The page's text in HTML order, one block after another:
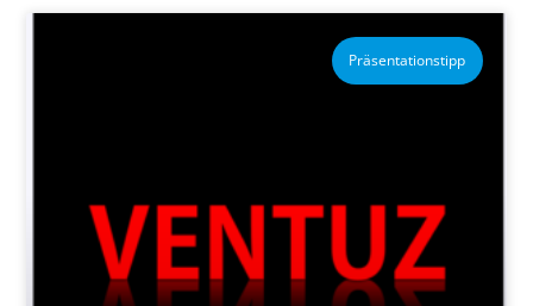
Präsentationstipp